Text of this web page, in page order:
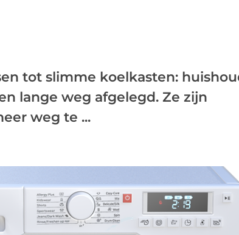
tot slimme koelkasten:
lange weg afgelegd. Ze zijn
weg te ...